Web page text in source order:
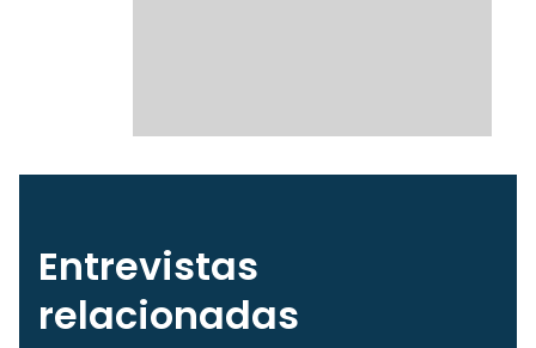
Entrevistas
relacionadas